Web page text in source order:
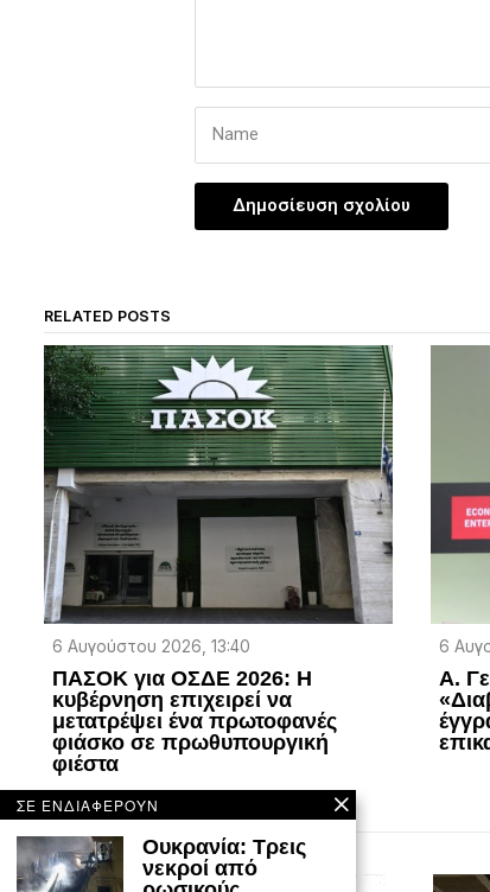
RELATED POSTS
6 Αυγούστου 2026, 13:40
ΠΑΣΟΚ για ΟΣΔΕ 2026: Η
κυβέρνηση επιχειρεί να
μετατρέψει ένα πρωτοφανές
φιάσκο σε πρωθυπουργική
φιέστα
6
Α.
ΣΕ ΕΝΔΙΑΦΕΡΟΥΝ
Ουκρανία: Τρεις
νεκροί από